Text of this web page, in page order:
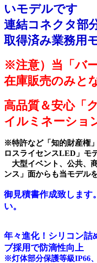
いモデルです
連結コネクタ部
取得済み業務用
※注意）当「バ
在庫販売のみと
高品質＆安心「
イルミネーショ
※特許など「知的財産権
ロスライセンスLED」モ
大型イベント、公共、
ンス」面からも当モデル
御見積書作成致します
い。
年々進化！シリコン詰
ブ採用で防滴性向上
※灯体部分保護等級IP66